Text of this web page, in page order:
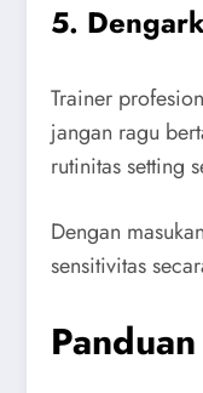
5.
Trainer
jangan ragu
rutinitas setting
Dengan
sensitivitas